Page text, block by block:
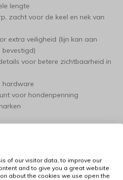
lengte
zacht voor de keel en nek van
extra veiligheid (lijn kan aan
voor betere zichtbaarheid in
hardware
voor hondenpenning
volgende maten:
uw hond: klik hier voor
of our visitor data, to improve our
and to give you a great website
about the cookies we use open the